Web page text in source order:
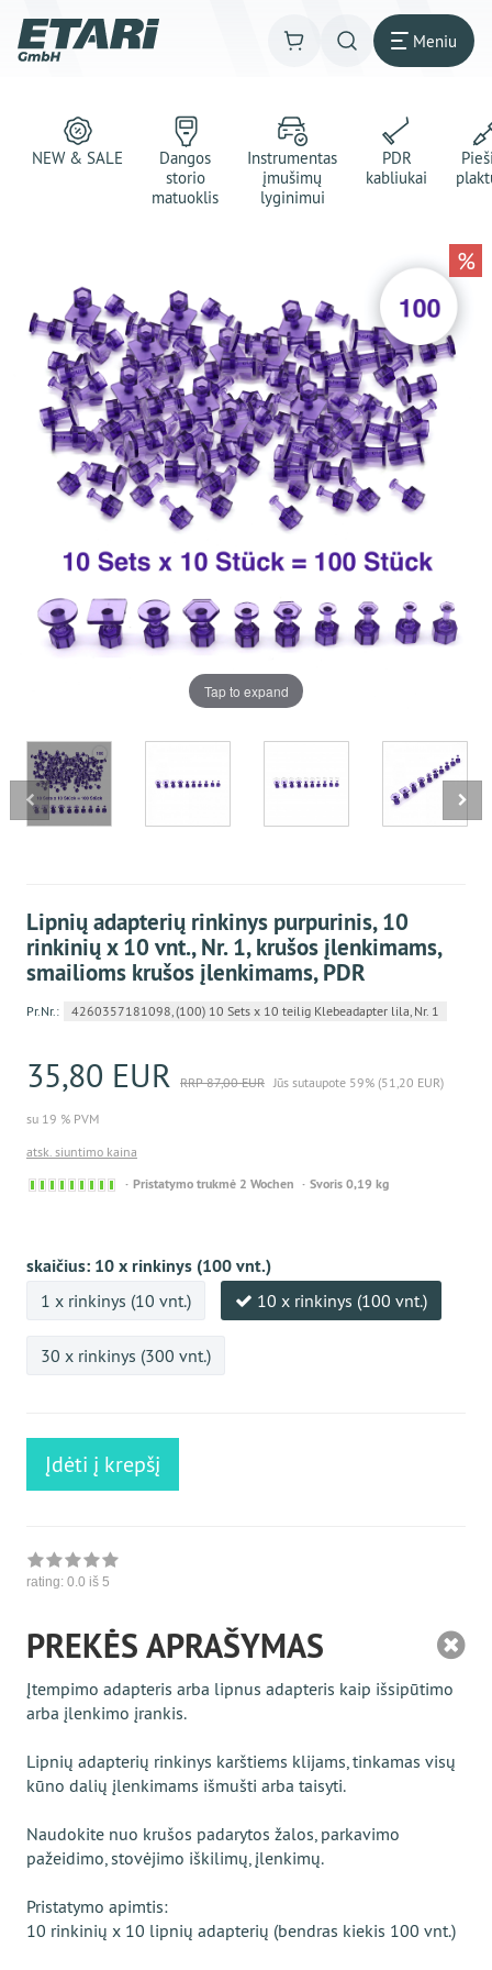
Meniu
NEW & SALE
Dangos
storio
matuoklis
Instrumentas
įmušimų
lyginimui
PDR
kabliukai
Tap to expand
%
Lipnių adapterių rinkinys purpurinis, 10
rinkinių x 10 vnt., Nr. 1, krušos įlenkimams,
smailioms krušos įlenkimams, PDR
Pr.Nr.: 4260357181098, (100) 10 Sets x 10 teilig Klebeadapter lila, Nr. 1
35,80 EUR RRP 87,00 EUR Jūs sutaupote 59% (51,20 EUR)
su 19 % PVM
atsk. siuntimo kaina
Sofort
Pristatymo trukmė 2 Wochen Svoris 0,19 kg
skaičius: 10 x rinkinys (100 vnt.)
1 x rinkinys (10 vnt.) 10 x rinkinys (100 vnt.)
30 x rinkinys (300 vnt.)
Įdėti į krepšį
rating: 0.0 iš 5
PREKĖS APRAŠYMAS
Įtempimo adapteris arba lipnus adapteris kaip išsipūtimo
arba įlenkimo įrankis.
Lipnių adapterių rinkinys karštiems klijams, tinkamas visų
kūno dalių įlenkimams išmušti arba taisyti.
Naudokite nuo krušos padarytos žalos, parkavimo
pažeidimo, stovėjimo iškilimų, įlenkimų.
Pristatymo apimtis:
10 rinkinių x 10 lipnių adapterių (bendras kiekis 100 vnt.)